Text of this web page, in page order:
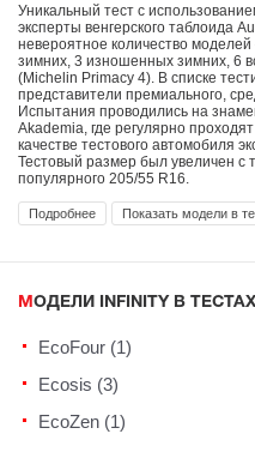
Уникальный тест с
эксперты венгерского таблоида
невероятное количество
зимних, 3 изношенных зимних, 6
(Michelin Primacy 4). В списке
представители премиального,
Испытания проводились на
Akademia, где регулярно
качестве тестового автомобиля
Тестовый размер был увеличен с
популярного 205/55 R16.
Подробнее Показать модели в
МОДЕЛИ INFINITY В ТЕСТАХ
EcoFour (1)
Ecosis (3)
EcoZen (1)